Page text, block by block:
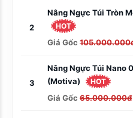
2
Nâng Ngực Túi Tròn
HOT
Giá Gốc
3
Nâng Ngực Túi Nano
(Motiva)
HOT
Giá Gốc 65.000.000đ